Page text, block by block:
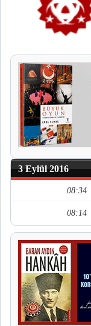
3 Eylül 2016
08:34
08:14